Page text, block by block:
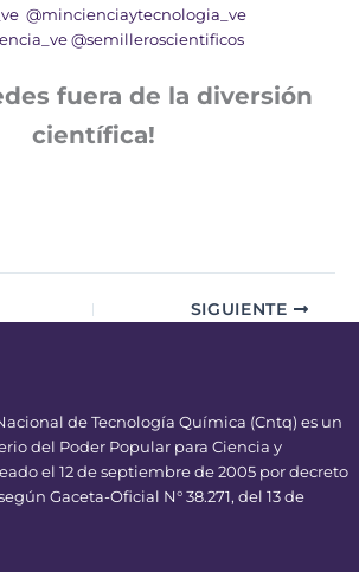
@mincienciaytecnologia_ve
@semilleroscientificos
fuera de la diversión
científica!
SIGUIENTE
de Tecnología Química (Cntq) es un
del Poder Popular para Ciencia y
el 12 de septiembre de 2005 por decreto
Gaceta-Oficial N° 38.271, del 13 de